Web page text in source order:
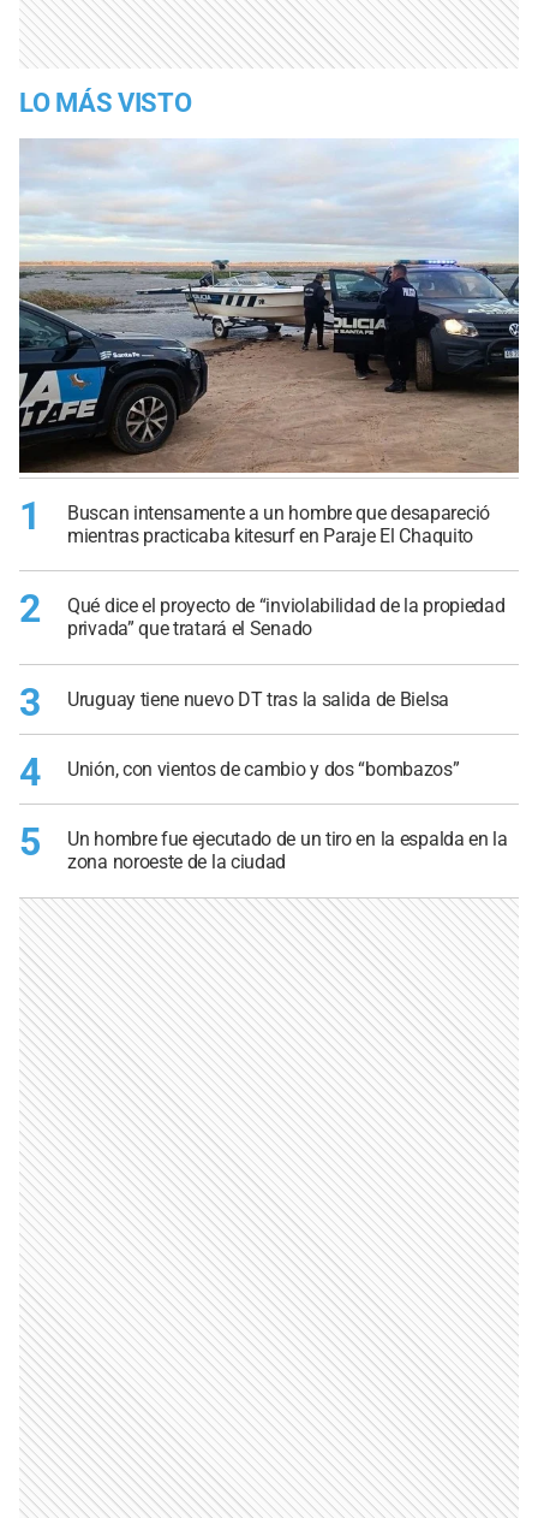
LO MÁS VISTO
1
Buscan intensamente a un hombre que desapareció
mientras practicaba kitesurf en Paraje El Chaquito
2
Qué dice el proyecto de “inviolabilidad de la propiedad
privada” que tratará el Senado
3 Uruguay tiene nuevo DT tras la salida de Bielsa
4 Unión, con vientos de cambio y dos “bombazos”
5
Un hombre fue ejecutado de un tiro en la espalda en la
zona noroeste de la ciudad